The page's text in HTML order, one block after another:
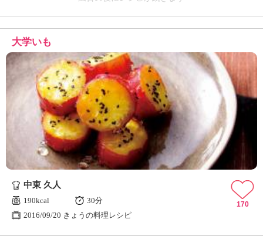
大学いも
中東 久人
190kcal
30分
2016/09/20 きょうの料理レシピ
170